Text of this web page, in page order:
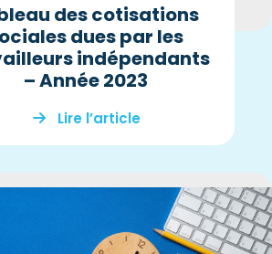
des cotisations
dues par les
indépendants
– Année 2023
Lire l’article